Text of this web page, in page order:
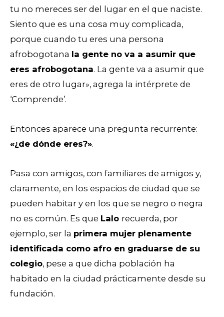
tu no mereces ser del lugar en el que naciste.
Siento que es una cosa muy complicada,
porque cuando tu eres una persona
afrobogotana la gente no va a asumir que
eres afrobogotana. La gente va a asumir que
eres de otro lugar», agrega la intérprete de
‘Comprende’.
Entonces aparece una pregunta recurrente:
«¿de dónde eres?».
Pasa con amigos, con familiares de amigos y,
claramente, en los espacios de ciudad que se
pueden habitar y en los que se negro o negra
no es común. Es que Lalo recuerda, por
ejemplo, ser la primera mujer plenamente
identificada como afro en graduarse de su
colegio, pese a que dicha población ha
habitado en la ciudad prácticamente desde su
fundación.